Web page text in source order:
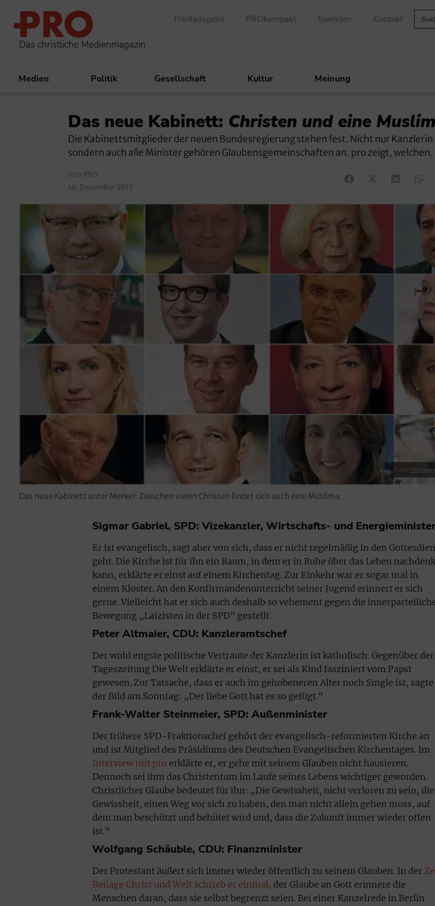
Das christliche Medienmagazin
Printausgabe PROkompakt Spenden Kontakt
Medien Politik Gesellschaft Kultur Meinung
Das neue Kabinett: Christen und eine
Die Kabinettsmitglieder der neuen Bundesregierung stehen fest. Nicht nur
sondern auch alle Minister gehören Glaubensgemeinschaften an. pro zeigt, welchen.
Von PRO
16. Dezember 2013
Foto: Montage
Das neue Kabinett unter Merkel: Zwischen vielen Christen findet sich auch eine Muslima
Sigmar Gabriel, SPD: Vizekanzler, Wirtschafts- und
Er ist evangelisch, sagt aber von sich, dass er nicht regelmäßig in den
geht. Die Kirche ist für ihn ein Raum, in dem er in Ruhe über das Leben
kann, erklärte er einst auf einem Kirchentag. Zur Einkehr war er sogar mal in
einem Kloster. An den Konfirmandenunterricht seiner Jugend erinnert er sich
gerne. Vielleicht hat er sich auch deshalb so vehement gegen die
Bewegung „Laizisten in der SPD“ gestellt.
Peter Altmaier, CDU: Kanzleramtschef
Der wohl engste politische Vertraute der Kanzlerin ist katholisch. Gegenüber der
Tageszeitung Die Welt erklärte er einst, er sei als Kind fasziniert vom Papst
gewesen. Zur Tatsache, dass er auch im gehobeneren Alter noch Single ist,
der Bild am Sonntag: „Der liebe Gott hat es so gefügt.“
Frank-Walter Steinmeier, SPD: Außenminister
Der frühere SPD-Fraktionschef gehört der evangelisch-reformierten Kirche an
und ist Mitglied des Präsidiums des Deutschen Evangelischen Kirchentages. Im
Interview mit pro erklärte er, er gehe mit seinem Glauben nicht hausieren.
Dennoch sei ihm das Christentum im Laufe seines Lebens wichtiger geworden.
Christlicher Glaube bedeutet für ihn: „Die Gewissheit, nicht verloren zu sein, die
Gewissheit, einen Weg vor sich zu haben, den man nicht allein gehen muss, auf
dem man beschützt und behütet wird und, dass die Zukunft immer wieder offen
ist.“
Wolfgang Schäuble, CDU: Finanzminister
Der Protestant äußert sich immer wieder öffentlich zu seinem Glauben. In der
Beilage Christ und Welt schrieb er einmal, der Glaube an Gott erinnere die
Menschen daran, dass sie selbst begrenzt seien. Bei einer Kanzelrede in Berlin